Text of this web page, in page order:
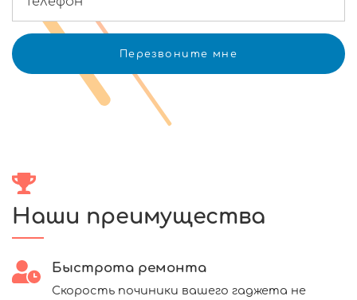
Наши преимущества
Быстрота ремонта
Скорость починики вашего гаджета не